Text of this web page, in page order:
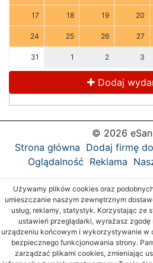
17 18 19 20
24 25 26 27
31 1 2 3
Dodaj
© 2026
Strona główna Dodaj firmę
Oglądalność Reklama
Używamy plików cookies oraz
umieszczanie naszym zewnętrznym
usług, reklamy, statystyk. Korzystając ze
ustawień przeglądarki, wyrażasz
urządzeniu końcowym i wykorzystywanie w
bezpiecznego funkcjonowania strony.
zarządzać plikami cookies, zmieniając